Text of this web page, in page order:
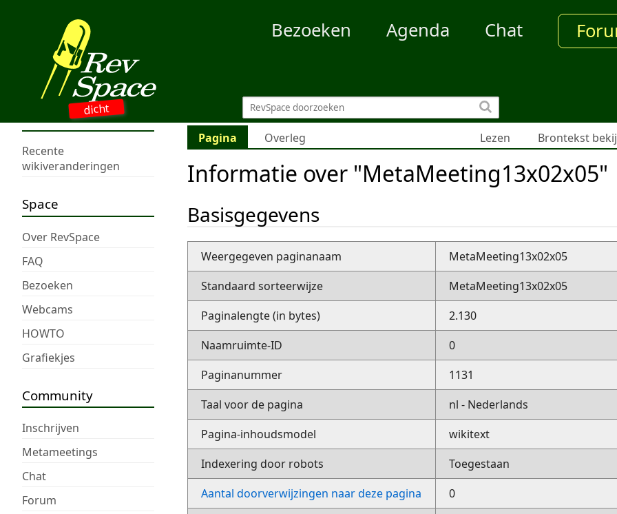
dicht
Bezoeken Agenda Chat
Recente
wikiveranderingen
Space
Over RevSpace
FAQ
Bezoeken
Webcams
HOWTO
Grafiekjes
Community
Inschrijven
Metameetings
Chat
Forum
Pagina Overleg Lezen Brontekst
Informatie over "MetaMeeting13x02x05"
Basisgegevens
Weergegeven paginanaam
MetaMeeting13x02x05
Standaard sorteerwijze
MetaMeeting13x02x05
Paginalengte (in bytes)
2.130
Naamruimte-ID
0
Paginanummer
1131
Taal voor de pagina
nl - Nederlands
Pagina-inhoudsmodel
wikitext
Indexering door robots
Toegestaan
Aantal doorverwijzingen naar deze pagina
0